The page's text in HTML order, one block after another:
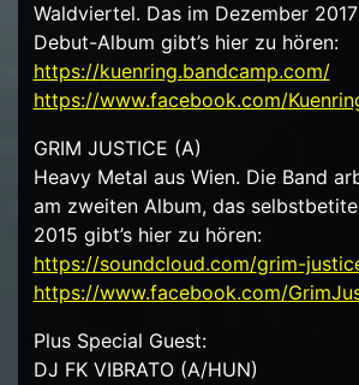
Waldviertel. Das im Dezember
Debut-Album gibt’s hier zu hören:
https://kuenring.bandcamp.com/
https://www.facebook.com/
GRIM JUSTICE (A)
Heavy Metal aus Wien. Die Band
am zweiten Album, das
2015 gibt’s hier zu hören:
https://soundcloud.com/grim-
https://www.facebook.com/
Plus Special Guest:
DJ FK VIBRATO (A/HUN)